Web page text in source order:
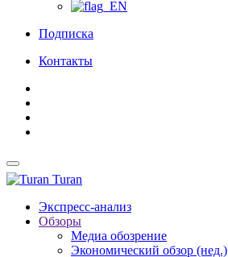
Подписка
Контакты
Turan
Экспресс-анализ
Обзоры
Медиа обозрение
Экономический обзор (нед.)